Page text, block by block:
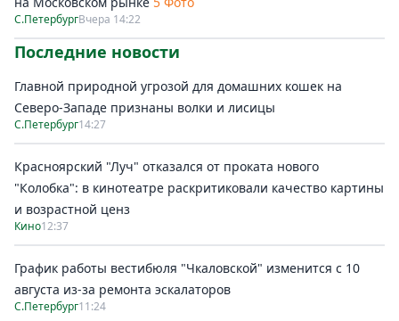
С.ПетербургВчера 14:22
Последние новости
Главной природной угрозой для домашних кошек на
Северо-Западе признаны волки и лисицы
С.Петербург14:27
Красноярский "Луч" отказался от проката нового
"Колобка": в кинотеатре раскритиковали качество картины
и возрастной ценз
Кино12:37
График работы вестибюля "Чкаловской" изменится с 10
августа из-за ремонта эскалаторов
С.Петербург11:24